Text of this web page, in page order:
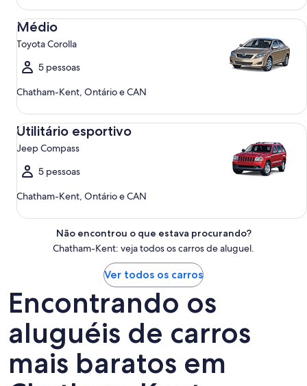
Médio
Toyota Corolla
5 pessoas
Chatham-Kent, Ontário e CAN
Médio Toyota Corolla
Utilitário esportivo
Jeep Compass
5 pessoas
Chatham-Kent, Ontário e CAN
Utilitário esportivo Jeep Compass
Não encontrou o que estava procurando?
Chatham-Kent: veja todos os carros de aluguel.
Ver todos os carros
Encontrando os
aluguéis de carros
mais baratos em